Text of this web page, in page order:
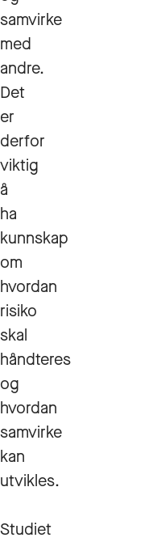
samvirke
med
andre.
Det
er
derfor
viktig
å
ha
kunnskap
om
hvordan
risiko
skal
håndteres
og
hvordan
samvirke
kan
utvikles.
Studiet